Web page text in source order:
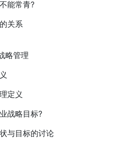
能常青?
关系
略管理
定义
战略目标?
与目标的讨论